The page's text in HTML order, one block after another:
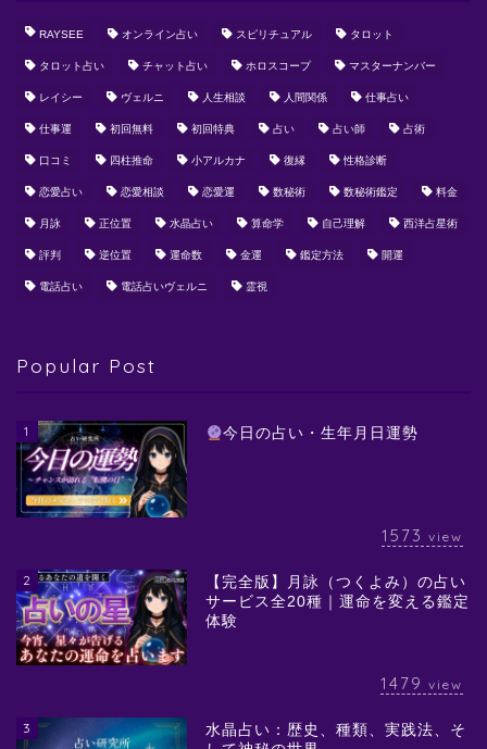
RAYSEE オンライン占い スピリチュアル タロット
タロット占い チャット占い ホロスコープ マスターナンバー
レイシー ヴェルニ 人生相談 人間関係 仕事占い
仕事運 初回無料 初回特典 占い 占い師 占術
口コミ 四柱推命 小アルカナ 復縁 性格診断
恋愛占い 恋愛相談 恋愛運 数秘術 数秘術鑑定 料金
月詠 正位置 水晶占い 算命学 自己理解 西洋占星術
評判 逆位置 運命数 金運 鑑定方法 開運
電話占い 電話占いヴェルニ 霊視
Popular Post
1 今日の占い・生年月日運勢
1573 view
2
【完全版】月詠（つくよみ）の占い
サービス全20種｜運命を変える鑑定
体験
1479 view
3
水晶占い：歴史、種類、実践法、そ